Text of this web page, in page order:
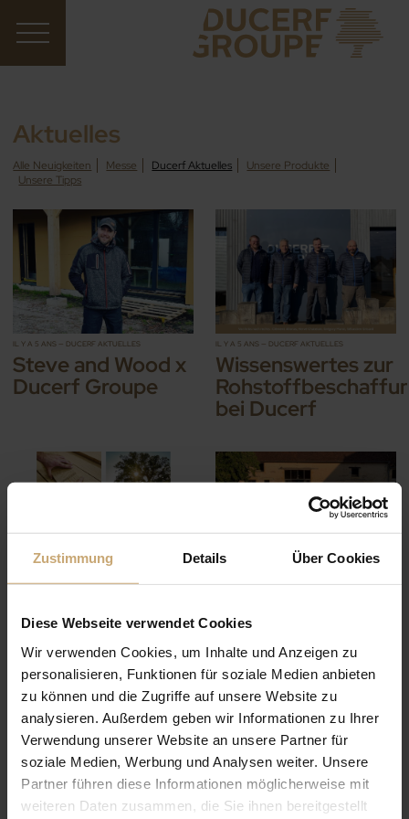
Zustimmung Details Über Cookies
Diese Webseite verwendet Cookies
Wir verwenden Cookies, um Inhalte und Anzeigen zu
personalisieren, Funktionen für soziale Medien anbieten
zu können und die Zugriffe auf unsere Website zu
analysieren. Außerdem geben wir Informationen zu Ihrer
Verwendung unserer Website an unsere Partner für
soziale Medien, Werbung und Analysen weiter. Unsere
Partner führen diese Informationen möglicherweise mit
weiteren Daten zusammen, die Sie ihnen bereitgestellt
Aktuelles
Alle Neuigkeiten Messe Ducerf Aktuelles
Unsere Produkte
Unsere Tipps
IL Y A 5 ANS — DUCERF AKTUELLES
Steve and Wood x
Ducerf Groupe
IL Y A 5 ANS — DUCERF AKTUELLES
Wissenswertes zur
bei Ducerf
IL Y A 5 ANS — DUCERF AKTUELLES
Schließungsdaten
IL Y A 5 ANS — DUCERF AKTUELLES
2021
IL Y A 5 ANS — DUCERF AKTUELLES IL Y A 5 ANS — DUCERF AKTUELLES